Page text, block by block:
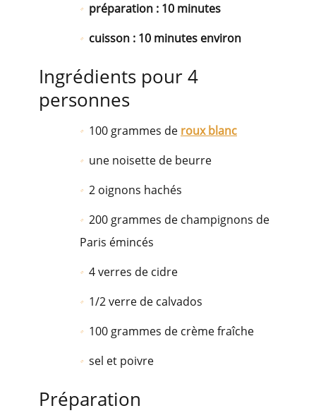
préparation : 10 minutes
cuisson : 10 minutes environ
Ingrédients pour 4
personnes
100 grammes de roux blanc
une noisette de beurre
2 oignons hachés
200 grammes de champignons de
Paris émincés
4 verres de cidre
1/2 verre de calvados
100 grammes de crème fraîche
sel et poivre
Préparation